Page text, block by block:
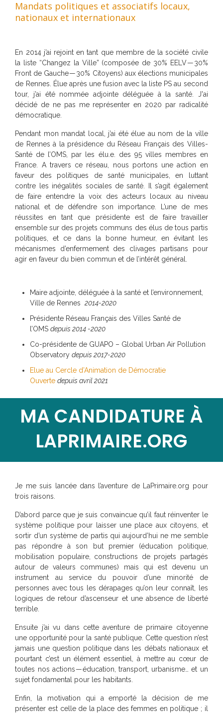
Mandats politiques et associatifs locaux,
nationaux et internationaux
En 2014 j’ai rejoint en tant que membre de la société civile
la liste “Changez la Ville” (composée de 30% EELV — 30%
Front de Gauche — 30% Citoyens) aux élections municipales
de Rennes. Élue après une fusion avec la liste PS au second
tour, j’ai été nommée adjointe déléguée à la santé. J'ai
décidé de ne pas me représenter en 2020 par radicalité
démocratique.
Pendant mon mandat local, j’ai été élue au nom de la ville
de Rennes à la présidence du Réseau Français des Villes-
Santé de l’OMS, par les élu.e. des 95 villes membres en
France. A travers ce réseau, nous portons une action en
faveur des politiques de santé municipales, en luttant
contre les inégalités sociales de santé. Il s’agit également
de faire entendre la voix des acteurs locaux au niveau
national et de défendre son importance. L’une de mes
réussites en tant que présidente est de faire travailler
ensemble sur des projets communs des élus de tous partis
politiques, et ce dans la bonne humeur, en évitant les
mécanismes d’enfermement des clivages partisans pour
agir en faveur du bien commun et de l’intérêt général.
Maire adjointe, déléguée à la santé et l’environnement,
Ville de Rennes2014-2020
Présidente Réseau Français des Villes Santé de
l’OMSdepuis 2014 -2020
Co-présidente de GUAPO – Global Urban Air Pollution
Observatorydepuis 2017-2020
Elue au Cercle d’Animation de Démocratie
Ouverte depuis avril 2021
MA CANDIDATURE À
LAPRIMAIRE.ORG
Je me suis lancée dans l’aventure de LaPrimaire.org pour
trois raisons.
D’abord parce que je suis convaincue qu’il faut réinventer le
système politique pour laisser une place aux citoyens, et
sortir d’un système de partis qui aujourd’hui ne me semble
pas répondre à son but premier (éducation politique,
mobilisation populaire, constructions de projets partagés
autour de valeurs communes) mais qui est devenu un
instrument au service du pouvoir d’une minorité de
personnes avec tous les dérapages qu’on leur connaît, les
logiques de retour d’ascenseur et une absence de liberté
terrible.
Ensuite j’ai vu dans cette aventure de primaire citoyenne
une opportunité pour la santé publique. Cette question n’est
jamais une question politique dans les débats nationaux et
pourtant c’est un élément essentiel, à mettre au cœur de
toutes nos actions — éducation, transport, urbanisme… et un
sujet fondamental pour les habitants.
Enfin, la motivation qui a emporté la décision de me
présenter est celle de la place des femmes en politique ; il